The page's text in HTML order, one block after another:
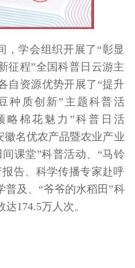
，学会组织开展了“彰显
征程”全国科普日云游主
自资源优势开展了“提升
种质创新”主题科普活
略棉花魅力”科普日活
徽名优农产品暨农业产业
课堂”科普活动、“马铃
告、科学传播专家赴呼
普及、“爷爷的水稻田”科
174.5万人次。